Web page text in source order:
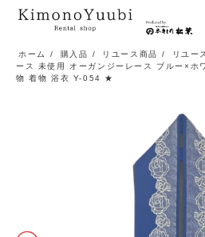
ホーム / 購入品 / リユース商品 / リユー
ース 未使用 オーガンジーレース ブルー×ホ
物 着物 浴衣 Y-054 ★